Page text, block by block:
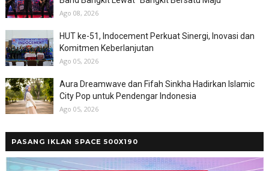
Ago 08, 2026
HUT ke-51, Indocement Perkuat Sinergi, Inovasi dan
Komitmen Keberlanjutan
Ago 05, 2026
Aura Dreamwave dan Fifah Sinkha Hadirkan Islamic
City Pop untuk Pendengar Indonesia
Ago 05, 2026
PASANG IKLAN SPACE 500X190